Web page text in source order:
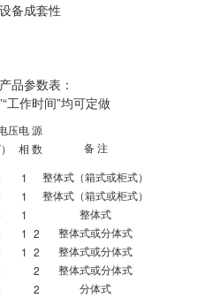
设备成套性
产品参数表：
工作时间”均可定做
压
）
电 源
相 数 备 注
1 整体式（箱式或柜式）
1 整体式（箱式或柜式）
1 整体式
1 2 整体式或分体式
1 2 整体式或分体式
2 整体式或分体式
2 分体式